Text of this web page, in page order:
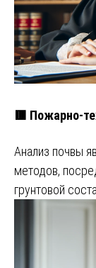
🟥 Пожарно-
Анализ почвы
методов,
грунтовой